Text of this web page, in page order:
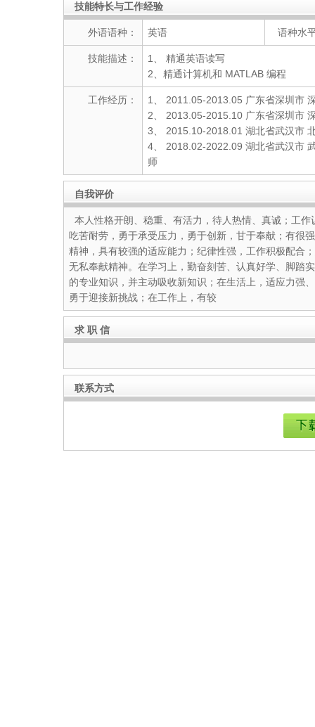
技能特长与工作经验
外语语种： 英语 语种水
技能描述：
1、 精通英语读写
2、精通计算机和 MATLAB 编程
工作经历：
1、 2011.05-2013.05 广东省深圳市
2、 2013.05-2015.10 广东省深圳市
3、 2015.10-2018.01 湖北省武汉市
4、 2018.02-2022.09 湖北省武汉市
师
自我评价
本人性格开朗、稳重、有活力，待人热情、真诚；工
吃苦耐劳，勇于承受压力，勇于创新，甘于奉献；有很
精神，具有较强的适应能力；纪律性强，工作积极配合
无私奉献精神。在学习上，勤奋刻苦、认真好学、脚踏
的专业知识，并主动吸收新知识；在生活上，适应力强
勇于迎接新挑战；在工作上，有较
求 职 信
联系方式